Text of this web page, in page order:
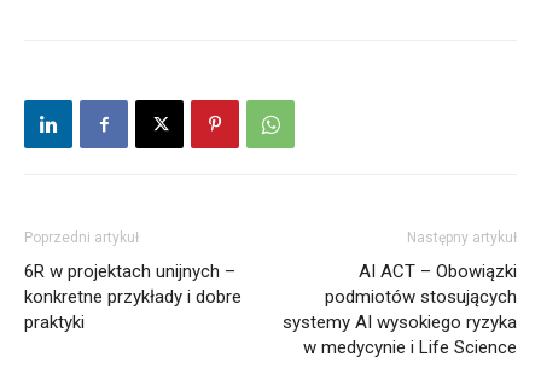
Poprzedni artykuł
6R w projektach unijnych –
konkretne przykłady i dobre
praktyki
Następny artykuł
AI ACT – Obowiązki
podmiotów stosujących
systemy AI wysokiego ryzyka
w medycynie i Life Science